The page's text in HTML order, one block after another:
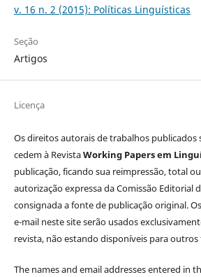
v. 16 n. 2 (2015): Políticas Linguísticas
Seção
Artigos
Licença
Os direitos autorais de trabalhos publicados
cedem à RevistaWorking Papers em
publicação, ficando sua reimpressão, total
autorização expressa da Comissão Editorial
consignada a fonte de publicação original.
e-mail neste site serão usados
revista, não estando disponíveis para outros
The names and email addresses entered in